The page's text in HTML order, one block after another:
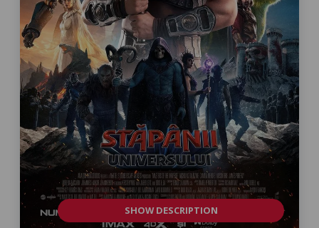
SHOW DESCRIPTION